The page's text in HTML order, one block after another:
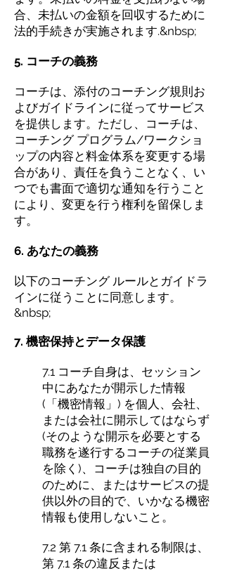
合、未払いの金額を回収するために
法的手続きが実施されます.&nbsp;
5. コーチの義務
コーチは、添付のコーチング規則お
よびガイドラインに従ってサービス
を提供します。ただし、コーチは、
コーチング プログラム/ワークショ
ップの内容と料金体系を変更する場
合があり、責任を負うことなく、い
つでも書面で適切な通知を行うこと
により、変更を行う権利を留保しま
す。
6. あなたの義務
以下のコーチング ルールとガイドラ
インに従うことに同意します。
&nbsp;
7. 機密保持とデータ保護
7.1 コーチ自身は、セッション
中にあなたが開示した情報
(「機密情報」) を個人、会社、
または会社に開示してはならず
(そのような開示を必要とする
職務を遂行するコーチの従業員
を除く)、コーチは独自の目的
のために、またはサービスの提
供以外の目的で、いかなる機密
情報も使用しないこと。
7.2 第 7.1 条に含まれる制限は、
第 7.1 条の違反または